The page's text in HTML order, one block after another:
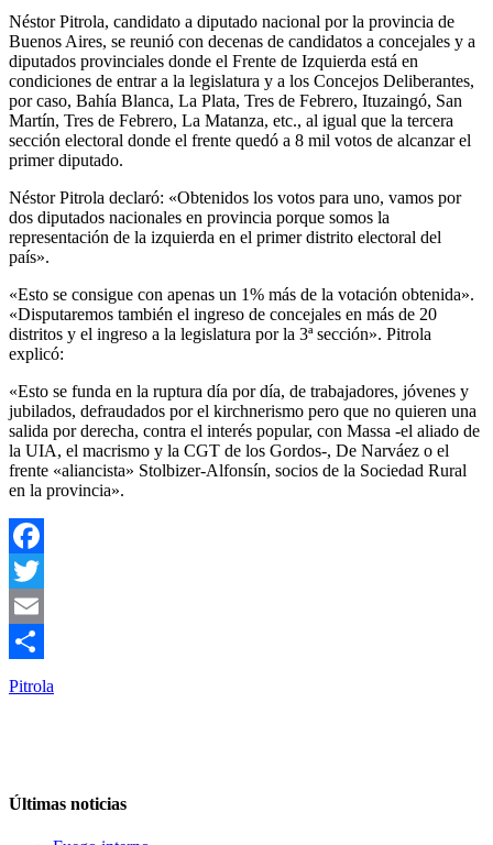
Compartir
Néstor Pitrola, candidato a diputado nacional por la provincia de
Buenos Aires, se reunió con decenas de candidatos a concejales y a
diputados provinciales donde el Frente de Izquierda está en
condiciones de entrar a la legislatura y a los Concejos Deliberantes,
por caso, Bahía Blanca, La Plata, Tres de Febrero, Ituzaingó, San
Martín, Tres de Febrero, La Matanza, etc., al igual que la tercera
sección electoral donde el frente quedó a 8 mil votos de alcanzar el
primer diputado.
Néstor Pitrola declaró: «Obtenidos los votos para uno, vamos por
dos diputados nacionales en provincia porque somos la
representación de la izquierda en el primer distrito electoral del
país».
«Esto se consigue con apenas un 1% más de la votación obtenida».
«Disputaremos también el ingreso de concejales en más de 20
distritos y el ingreso a la legislatura por la 3ª sección». Pitrola
explicó:
«Esto se funda en la ruptura día por día, de trabajadores, jóvenes y
jubilados, defraudados por el kirchnerismo pero que no quieren una
salida por derecha, contra el interés popular, con Massa -el aliado de
la UIA, el macrismo y la CGT de los Gordos-, De Narváez o el
frente «aliancista» Stolbizer-Alfonsín, socios de la Sociedad Rural
en la provincia».
Facebook
Twitter
Email
Compartir
Pitrola
Últimas noticias